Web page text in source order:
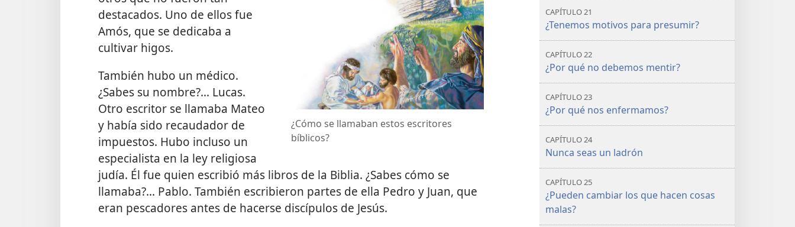
¿Cómo se llamaban estos escritores
bíblicos?
destacados. Uno de ellos fue
Amós, que se dedicaba a
cultivar higos.
También hubo un médico.
¿Sabes su nombre?... Lucas.
Otro escritor se llamaba Mateo
y había sido recaudador de
impuestos. Hubo incluso un
especialista en la ley religiosa
judía. Él fue quien escribió más libros de la Biblia. ¿Sabes cómo se
llamaba?... Pablo. También escribieron partes de ella Pedro y Juan, que
eran pescadores antes de hacerse discípulos de Jesús.
CAPÍTULO 21
¿Tenemos motivos para presumir?
CAPÍTULO 22
¿Por qué no debemos mentir?
CAPÍTULO 23
¿Por qué nos enfermamos?
CAPÍTULO 24
Nunca seas un ladrón
CAPÍTULO 25
¿Pueden cambiar los que hacen cosas
malas?